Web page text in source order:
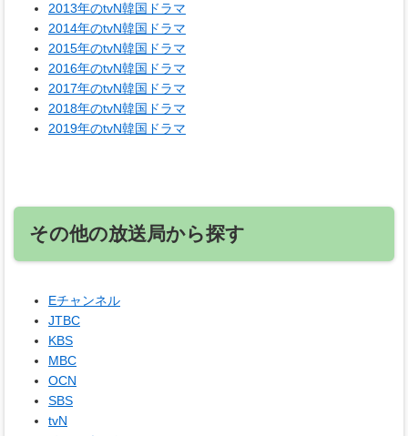
2013年のtvN韓国ドラマ
2014年のtvN韓国ドラマ
2015年のtvN韓国ドラマ
2016年のtvN韓国ドラマ
2017年のtvN韓国ドラマ
2018年のtvN韓国ドラマ
2019年のtvN韓国ドラマ
その他の放送局から探す
Eチャンネル
JTBC
KBS
MBC
OCN
SBS
tvN